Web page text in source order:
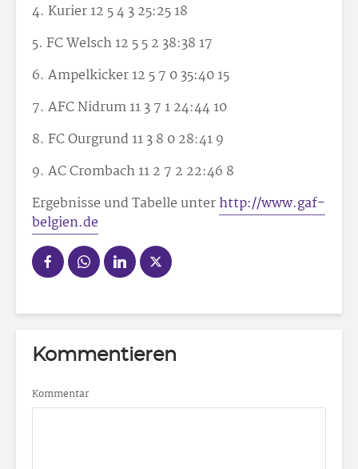
4. Kurier12 5 4 3 25:25 18
5. FC Welsch12 5 5 2 38:38 17
6. Ampelkicker 12 5 7 0 35:40 15
7. AFC Nidrum 11 3 7 1 24:44 10
8. FC Ourgrund 11 3 8 0 28:41 9
9. AC Crombach 11 2 7 2 22:46 8
Ergebnisse und Tabelle unterhttp://www.gaf-
belgien.de
Kommentieren
Kommentar